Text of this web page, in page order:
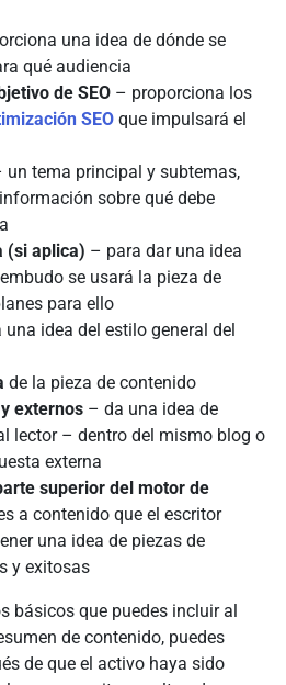
una idea de dónde se
qué audiencia
de SEO – proporciona los
SEO que impulsará el
un tema principal y subtemas,
sobre qué debe
(si aplica) – para dar una idea
se usará la pieza de
para ello
una idea del estilo general del
de la pieza de contenido
externos – da una idea de
lector – dentro del mismo blog o
externa
superior del motor de
a contenido que el escritor
una idea de piezas de
y exitosas
básicos que puedes incluir al
de contenido, puedes
de que el activo haya sido